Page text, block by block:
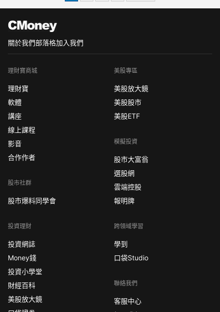
關於我們部落格加入我們
理財寶商城
理財寶
軟體
講座
線上課程
影音
合作作者
股市社群
股市爆料同學會
投資理財
投資網誌
Money錢
投資小學堂
財經百科
美股放大鏡
美股專區
美股放大鏡
美股股市
美股ETF
模擬投資
股市大富翁
選股網
雲端控股
報明牌
跨領域學習
學到
口袋Studio
聯絡我們
客服中心